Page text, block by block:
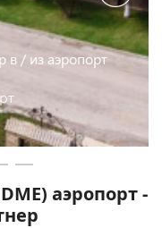
Мисайлово | 20
аэропорт -